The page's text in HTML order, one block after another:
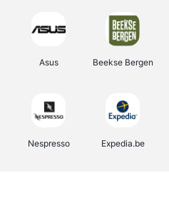
Asus Beekse Bergen
Nespresso Expedia.be